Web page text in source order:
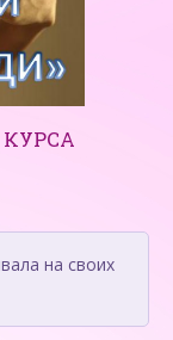
₽.
на своих